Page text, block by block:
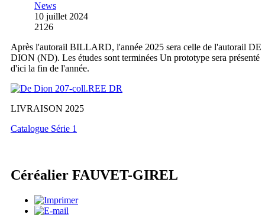
News
10 juillet 2024
2126
Après l'autorail BILLARD, l'année 2025 sera celle de l'autorail DE
DION (ND). Les études sont terminées Un prototype sera présenté
d'ici la fin de l'année.
LIVRAISON 2025
Catalogue Série 1
Céréalier FAUVET-GIREL